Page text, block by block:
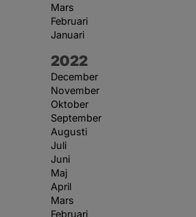
Mars
Februari
Januari
År:
2022
December
November
Oktober
September
Augusti
Juli
Juni
Maj
April
Mars
Februari